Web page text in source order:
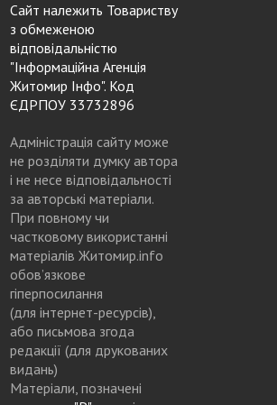
Сайт належить Товариству
з обмеженою
відповідальністю
"Інформаційна Агенція
Житомир Інфо". Код
ЄДРПОУ 33732896
Адміністрація сайту може
не розділяти думку автора
і не несе відповідальності
за авторські матеріали.
При повному чи
частковому використанні
матеріалів Житомир.info
обов’язкове
гіперпосилання
(для інтернет-ресурсів),
або письмова згода
редакції (для друкованих
видань)
Матеріали, позначені